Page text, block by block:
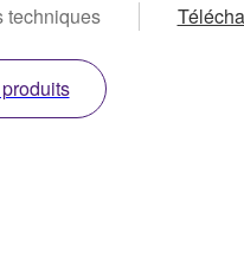
techniques